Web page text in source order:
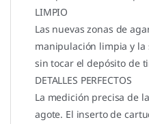
LIMPIO
Las nuevas zonas de
manipulación limpia y
sin tocar el depósito de
DETALLES PERFECTOS
La medición precisa de
agote. El inserto de